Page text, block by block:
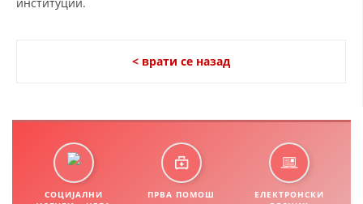
СОБРАНИЕ
СТРУКТУРА И ОРГАНИЗАЦИОНА ПОСТАВЕНОСТ
< врати се назад
СОЦИЈАЛНИ
ПРВА ПОМОШ
ЕЛЕКТРОНСКИ